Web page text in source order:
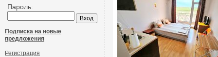
Пароль:
Подписка на новые
предложения
Регистрация